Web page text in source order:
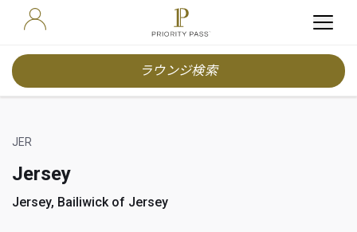
ラウンジ検索
JER
Jersey
Jersey, Bailiwick of Jersey